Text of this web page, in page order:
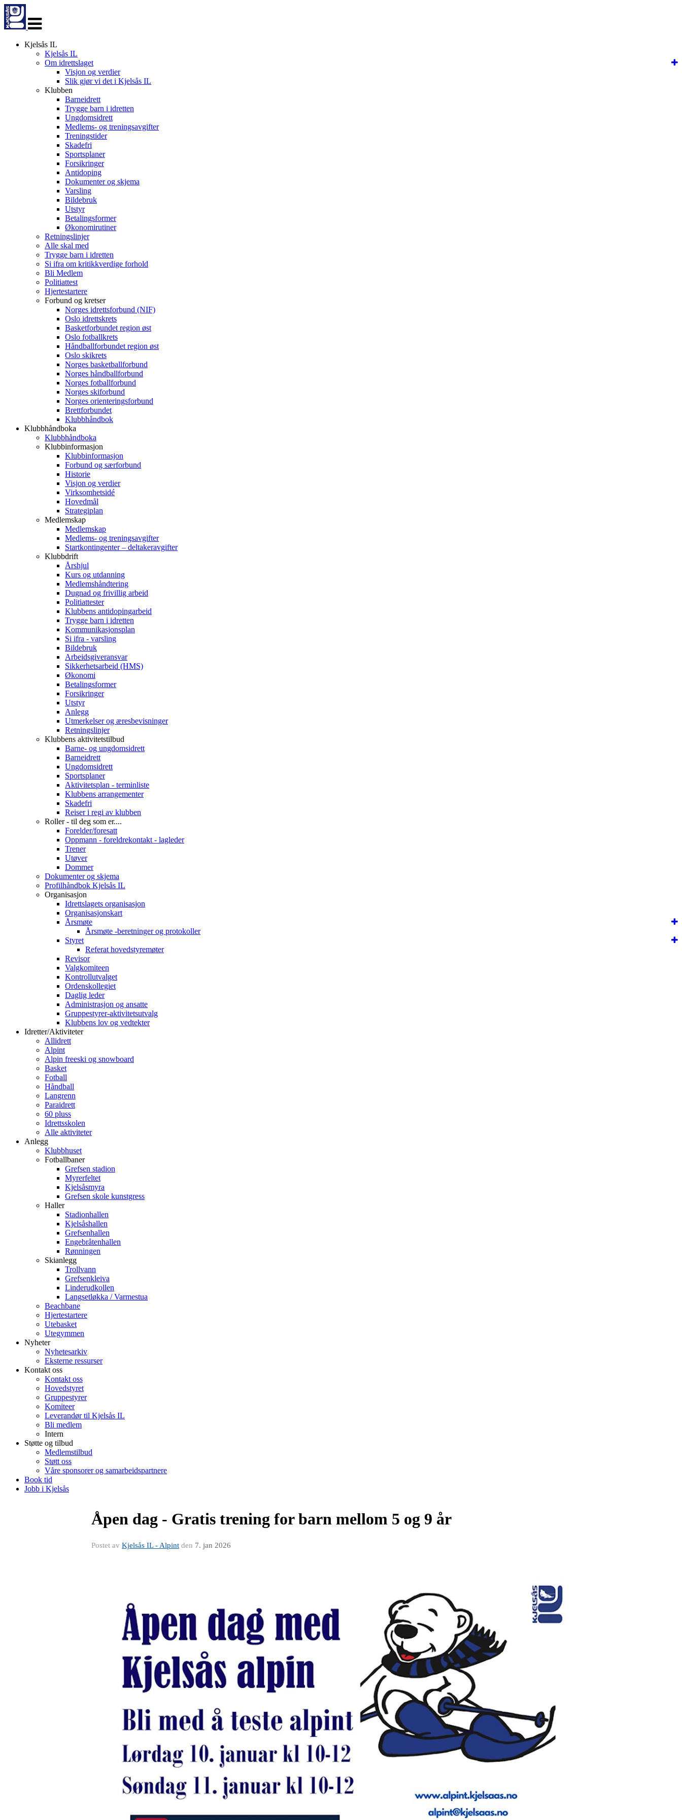
navigasjon
Kjelsås IL
Kjelsås IL
Om idrettslaget
Visjon og verdier
Slik gjør vi det i Kjelsås IL
Klubben
Barneidrett
Trygge barn i idretten
Ungdomsidrett
Medlems- og treningsavgifter
Treningstider
Skadefri
Sportsplaner
Forsikringer
Antidoping
Dokumenter og skjema
Varsling
Bildebruk
Utstyr
Betalingsformer
Økonomirutiner
Retningslinjer
Alle skal med
Trygge barn i idretten
Si ifra om kritikkverdige forhold
Bli Medlem
Politiattest
Hjertestartere
Forbund og kretser
Norges idrettsforbund (NIF)
Oslo idrettskrets
Basketforbundet region øst
Oslo fotballkrets
Håndballforbundet region øst
Oslo skikrets
Norges basketballforbund
Norges håndballforbund
Norges fotballforbund
Norges skiforbund
Norges orienteringsforbund
Brettforbundet
Klubbhåndbok
Klubbhåndboka
Klubbhåndboka
Klubbinformasjon
Klubbinformasjon
Forbund og særforbund
Historie
Visjon og verdier
Virksomhetsidé
Hovedmål
Strategiplan
Medlemskap
Medlemskap
Medlems- og treningsavgifter
Startkontingenter – deltakeravgifter
Klubbdrift
Årshjul
Kurs og utdanning
Medlemshåndtering
Dugnad og frivillig arbeid
Politiattester
Klubbens antidopingarbeid
Trygge barn i idretten
Kommunikasjonsplan
Si ifra - varsling
Bildebruk
Arbeidsgiveransvar
Sikkerhetsarbeid (HMS)
Økonomi
Betalingsformer
Forsikringer
Utstyr
Anlegg
Utmerkelser og æresbevisninger
Retningslinjer
Klubbens aktivitetstilbud
Barne- og ungdomsidrett
Barneidrett
Ungdomsidrett
Sportsplaner
Aktivitetsplan - terminliste
Klubbens arrangementer
Skadefri
Reiser i regi av klubben
Roller - til deg som er....
Forelder/foresatt
Oppmann - foreldrekontakt - lagleder
Trener
Utøver
Dommer
Dokumenter og skjema
Profilhåndbok Kjelsås IL
Organisasjon
Idrettslagets organisasjon
Organisasjonskart
Årsmøte
Årsmøte -beretninger og protokoller
Styret
Referat hovedstyremøter
Revisor
Valgkomiteen
Kontrollutvalget
Ordenskollegiet
Daglig leder
Administrasjon og ansatte
Gruppestyrer-aktivitetsutvalg
Klubbens lov og vedtekter
Idretter/Aktiviteter
Allidrett
Alpint
Alpin freeski og snowboard
Basket
Fotball
Håndball
Langrenn
Paraidrett
60 pluss
Idrettsskolen
Alle aktiviteter
Anlegg
Klubbhuset
Fotballbaner
Grefsen stadion
Myrerfeltet
Kjelsåsmyra
Grefsen skole kunstgress
Haller
Stadionhallen
Kjelsåshallen
Grefsenhallen
Engebråtenhallen
Rønningen
Skianlegg
Trollvann
Grefsenkleiva
Linderudkollen
Langsetløkka / Varmestua
Beachbane
Hjertestartere
Utebasket
Utegymmen
Nyheter
Nyhetesarkiv
Eksterne ressurser
Kontakt oss
Kontakt oss
Hovedstyret
Gruppestyrer
Komiteer
Leverandør til Kjelsås IL
Bli medlem
Intern
Støtte og tilbud
Medlemstilbud
Støtt oss
Våre sponsorer og samarbeidspartnere
Book tid
Jobb i Kjelsås
Åpen dag - Gratis trening for barn mellom 5 og 9 år
Postet av Kjelsås IL - Alpint den 7. jan 2026